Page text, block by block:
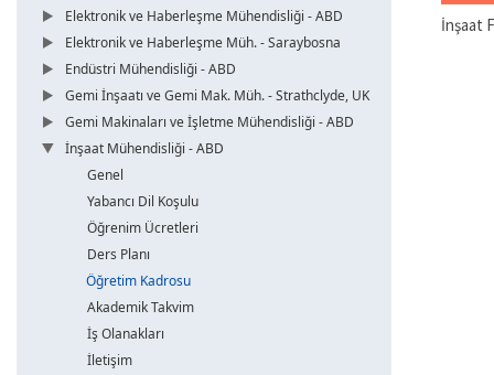
Elektronik ve Haberleşme Mühendisliği - ABD
Elektronik ve Haberleşme Müh. - Saraybosna
Endüstri Mühendisliği - ABD
Gemi İnşaatı ve Gemi Mak. Müh. - Strathclyde, UK
Gemi Makinaları ve İşletme Mühendisliği - ABD
İnşaat Mühendisliği - ABD
Genel
Yabancı Dil Koşulu
Öğrenim Ücretleri
Ders Planı
Öğretim Kadrosu
Akademik Takvim
İş Olanakları
İletişim
İnşaat